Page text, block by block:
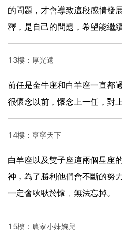
的問題，才會導致這段感情發
釋，是自己的問題，希望能繼
13樓：厚光遠
前任是金牛座和白羊座一直都
很懷念以前，懷念上一任，對
14樓：寧寧天下
白羊座以及雙子座這兩個星座
神，為了勝利他們會不斷的努
一定會耿耿於懷，無法忘掉。
15樓：農家小妹婉兒